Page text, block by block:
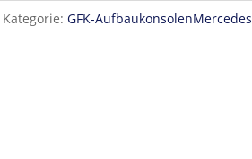
Kategorie: GFK-AufbaukonsolenMercedes